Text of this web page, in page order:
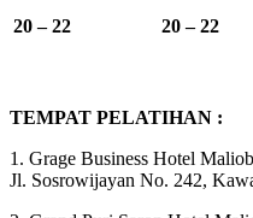
20 – 22
20 – 22
TEMPAT PELATIHAN :
1. Grage Business Hotel
Jl. Sosrowijayan No. 242,